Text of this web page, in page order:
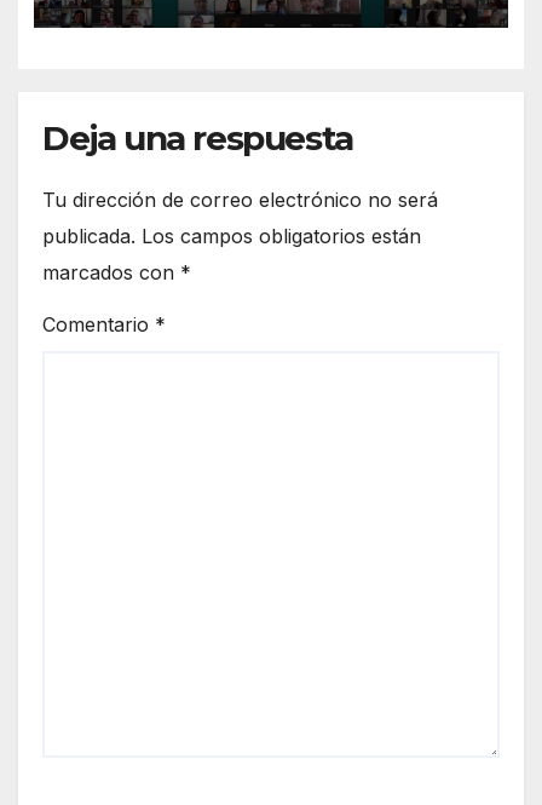
Deja una respuesta
Tu dirección de correo electrónico no será
publicada. Los campos obligatorios están
marcados con *
Comentario *